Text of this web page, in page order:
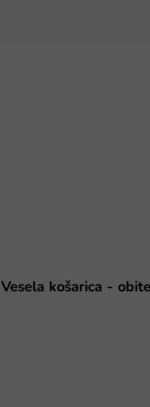
Vesela košarica -